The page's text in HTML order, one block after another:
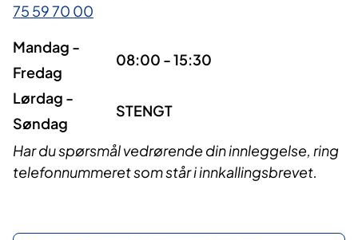
75 59 70 00
Mandag -
Fredag
08:00 - 15:30
Lørdag -
Søndag
STENGT
Har du spørsmål vedrørende din innleggelse, ring
telefonnummeret som står i innkallingsbrevet.